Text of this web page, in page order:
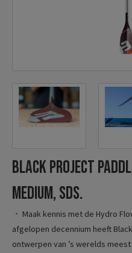
Black Project
Medium, SDS.
Maak kennis met de Hydro
afgelopen decennium heeft
ontwerpen van ’s werelds